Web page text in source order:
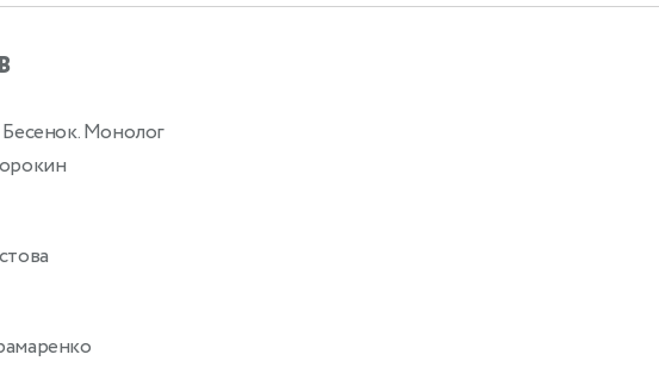
Бесенок. Монолог